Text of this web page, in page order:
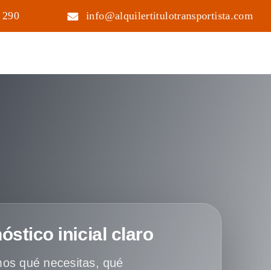
info@alquilertitulotransportista.com
inicial claro
qué necesitas, qué